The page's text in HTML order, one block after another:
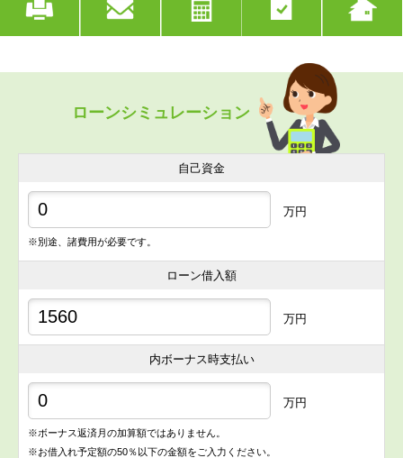
ローンシミュレーション
自己資金
万円
※別途、諸費用が必要です。
ローン借入額
万円
内ボーナス時支払い
万円
※ボーナス返済月の加算額ではありません。
※お借入れ予定額の50％以下の金額をご入力ください。